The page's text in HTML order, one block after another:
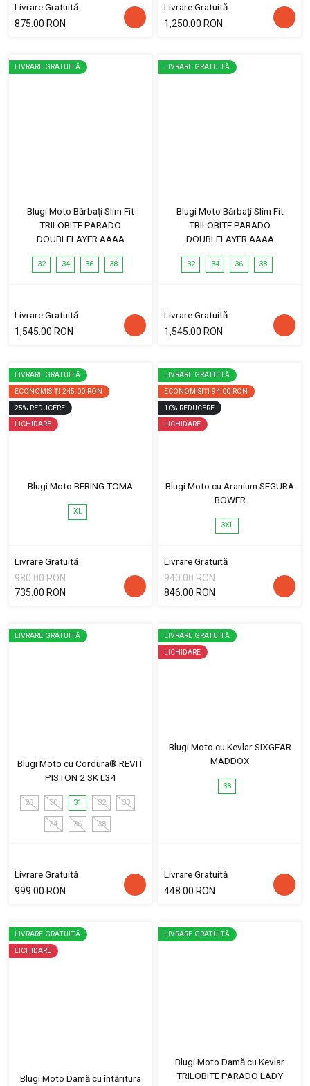
Livrare Gratuită
875.00 RON
Livrare Gratuită
1,250.00 RON
LIVRARE GRATUITĂ
Blugi Moto Bărbați Slim Fit
TRILOBITE PARADO
DOUBLELAYER AAAA
32 34 36 38
Livrare Gratuită
1,545.00 RON
LIVRARE GRATUITĂ
Blugi Moto Bărbați Slim Fit
TRILOBITE PARADO
DOUBLELAYER AAAA
32 34 36 38
Livrare Gratuită
1,545.00 RON
LIVRARE GRATUITĂ
ECONOMISIȚI 245.00 RON
25% REDUCERE
LICHIDARE
Blugi Moto BERING TOMA
XL
Livrare Gratuită
980.00 RON
735.00 RON
LIVRARE GRATUITĂ
ECONOMISIȚI 94.00 RON
10% REDUCERE
LICHIDARE
Blugi Moto cu Aranium SEGURA
BOWER
3XL
Livrare Gratuită
940.00 RON
846.00 RON
LIVRARE GRATUITĂ
Blugi Moto cu Cordura® REVIT
PISTON 2 SK L34
28 30 31 32 33
34 36 38
Livrare Gratuită
999.00 RON
LIVRARE GRATUITĂ
LICHIDARE
Blugi Moto cu Kevlar SIXGEAR
MADDOX
38
Livrare Gratuită
448.00 RON
LIVRARE GRATUITĂ
LICHIDARE
Blugi Moto Damă cu întăritura
LIVRARE GRATUITĂ
Blugi Moto Damă cu Kevlar
TRILOBITE PARADO LADY